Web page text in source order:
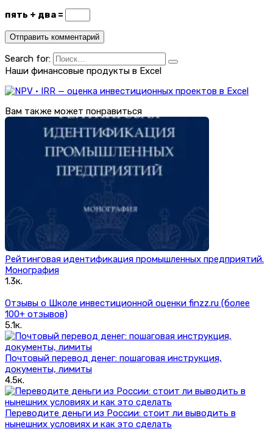
пять + два =
Search for:
Наши финансовые продукты в Excel
Вам также может понравиться
Рейтинговая идентификация промышленных предприятий.
Монография
1.3к.
Отзывы о Школе инвестиционной оценки finzz.ru (более
100+ отзывов)
5.1к.
Почтовый перевод денег: пошаговая инструкция,
документы, лимиты
4.5к.
Переводите деньги из России: стоит ли выводить в
нынешних условиях и как это сделать